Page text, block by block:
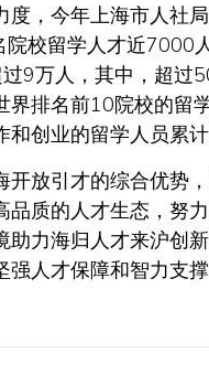
，今年上海市人社
校留学人才近7000
9万人，其中，超过
排名前10院校的留
创业的留学人员累计
放引才的综合优势
质的人才生态，努
力海归人才来沪创
人才保障和智力支撑